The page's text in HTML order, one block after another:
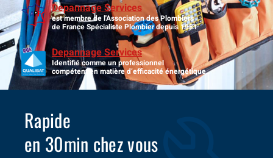
Depannage Services
est membre de l'Association des Plombiers
de France Spécialiste Plombier depuis 1981
Depannage Services
Identifié comme un professionnel
compétent en matière d’efficacité énergétique.
Rapide
en 30min chez vous